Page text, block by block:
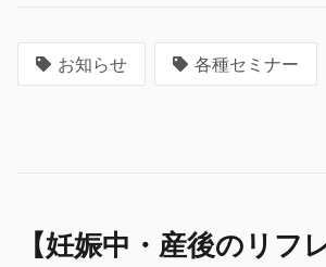
お知らせ 各種セミナー
【妊娠中・産後のリフ